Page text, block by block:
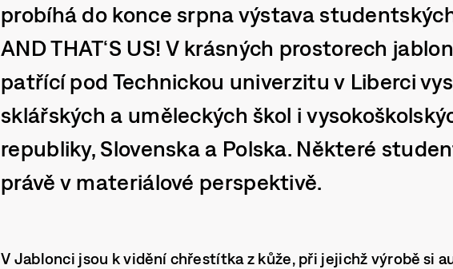
probíhá do konce srpna výstava
AND THAT‘S US! V krásných prostorech
patřící pod Technickou univerzitu v Liberci
sklářských a uměleckých škol i
republiky, Slovenska a Polska. Některé
právě v materiálové perspektivě.
V Jablonci jsou k vidění chřestítka z kůže, při jejichž výrobě si